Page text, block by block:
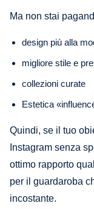
Ma non stai
design più alla
migliore stile e
collezioni curate
Estetica
Quindi, se il tuo
Instagram senza
ottimo rapporto
per il guardaroba
incostante.